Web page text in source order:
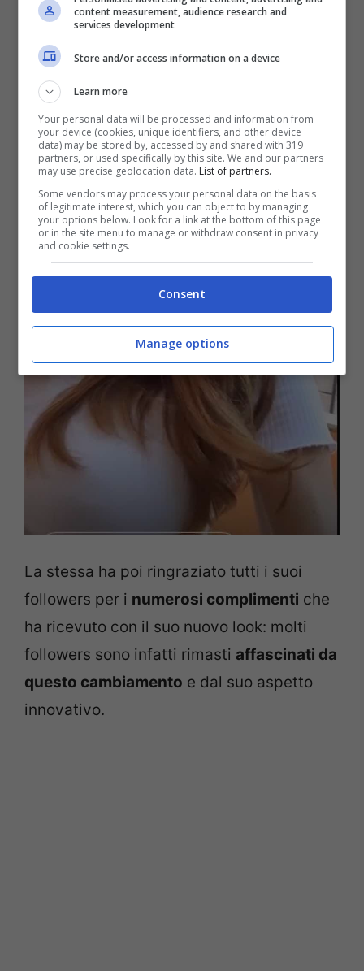
La stessa ha poi ringraziato tutti i suoi
followers per i numerosi complimenti che
ha ricevuto con il suo nuovo look: molti
followers sono infatti rimasti affascinati da
questo cambiamento e dal suo aspetto
innovativo.
content measurement, audience research and
services development
Store and/or access information on a device
Learn more
Your personal data will be processed and information from
your device (cookies, unique identifiers, and other device
data) may be stored by, accessed by and shared with 319
partners, or used specifically by this site. We and our partners
may use precise geolocation data. List of partners.
Some vendors may process your personal data on the basis
of legitimate interest, which you can object to by managing
your options below. Look for a link at the bottom of this page
or in the site menu to manage or withdraw consent in privacy
and cookie settings.
Consent
Manage options